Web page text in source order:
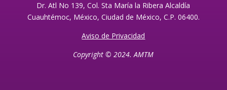
Dr. Atl No 139, Col. Sta María la Ribera Alcaldía
Cuauhtémoc, México, Ciudad de México, C.P. 06400.
Aviso de Privacidad
Copyright © 2024. AMTM